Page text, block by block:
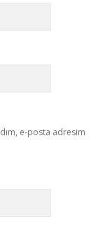
e-posta adresim